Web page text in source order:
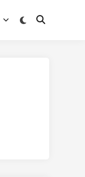
Switch
Open